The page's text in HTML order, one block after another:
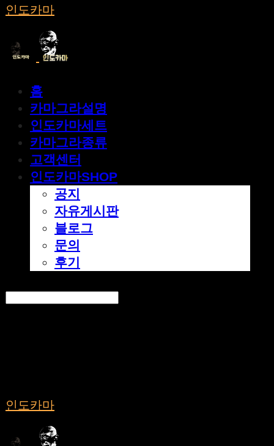
인도카마
홈
카마그라설명
인도카마세트
카마그라종류
고객센터
인도카마SHOP
공지
자유게시판
블로그
문의
후기
인도카마